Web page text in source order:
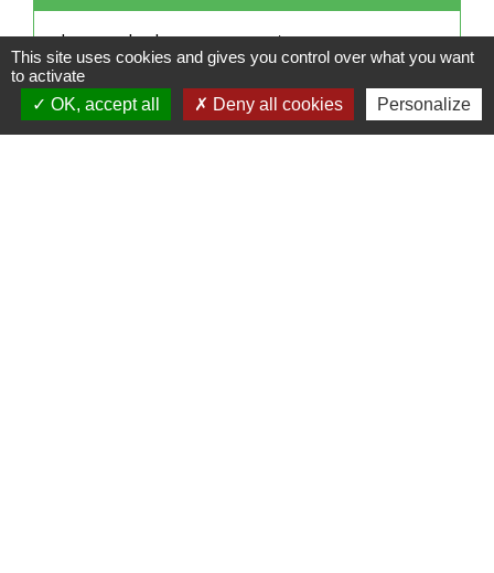
Je pars de chez mes parents
Signaler une erreur sur cette page
This site uses cookies and gives you control over what you want
to activate
OK, accept all
Deny all cookies Personalize